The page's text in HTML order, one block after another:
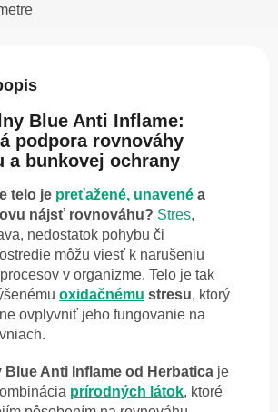
Blue Anti Inflame:
podpora rovnováhy
a bunkovej ochrany
telo je preťažené, unavené a
nájsť rovnováhu? Stres,
nedostatok pohybu či
môžu viesť k narušeniu
v organizme. Telo je tak
oxidačnému stresu, ktorý
ovplyvniť jeho fungovanie na
Blue Anti Inflame od Herbatica je
prírodných látok, ktoré